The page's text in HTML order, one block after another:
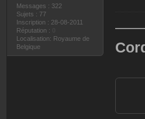
Messages : 322
Sujets : 77
Inscription : 28-08-2011
Réputation :
Localisation: Royaume de
Belgique